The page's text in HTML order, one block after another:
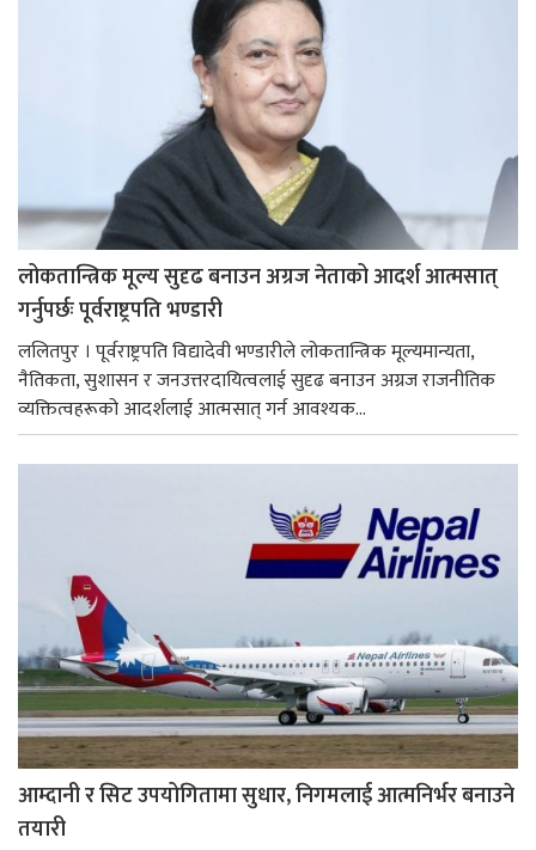
लोकतान्त्रिक मूल्य सुदृढ बनाउन अग्रज नेताको आदर्श आत्मसात्
गर्नुपर्छः पूर्वराष्ट्रपति भण्डारी
ललितपुर । पूर्वराष्ट्रपति विद्यादेवी भण्डारीले लोकतान्त्रिक मूल्यमान्यता,
नैतिकता, सुशासन र जनउत्तरदायित्वलाई सुदृढ बनाउन अग्रज राजनीतिक
व्यक्तित्वहरूको आदर्शलाई आत्मसात् गर्न आवश्यक...
आम्दानी र सिट उपयोगितामा सुधार, निगमलाई आत्मनिर्भर बनाउने
तयारी